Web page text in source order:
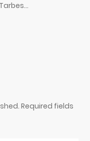
Required fields